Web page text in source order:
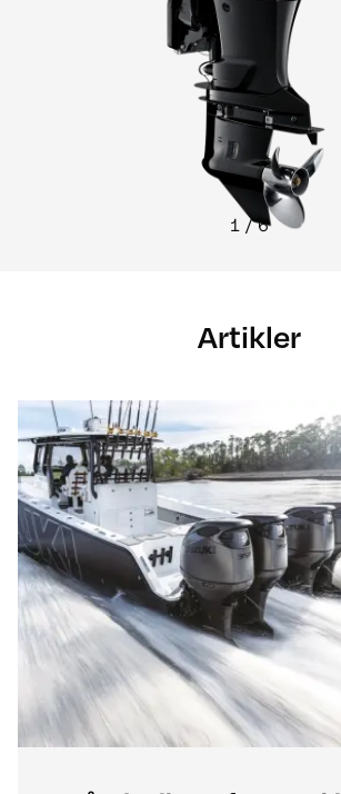
1 /6
Artikler